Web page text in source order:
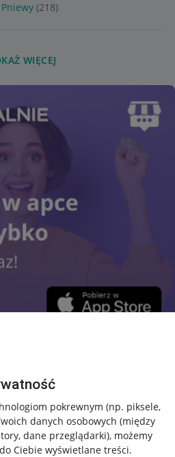
pokrewnym (np. piksele,
danych osobowych (między
dane przeglądarki), możemy
Ciebie wyświetlane treści.
(218)
WIĘCEJ